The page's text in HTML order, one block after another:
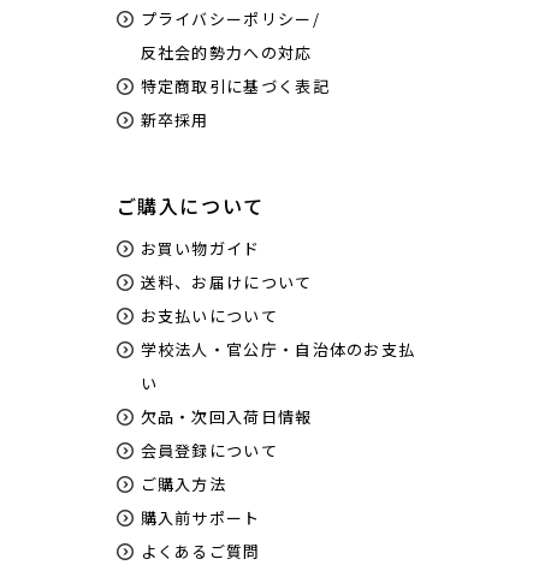
プライバシーポリシー/
反社会的勢力への対応
特定商取引に基づく表記
新卒採用
ご購入について
お買い物ガイド
送料、お届けについて
お支払いについて
学校法人・官公庁・自治体のお支払
い
欠品・次回入荷日情報
会員登録について
ご購入方法
購入前サポート
よくあるご質問